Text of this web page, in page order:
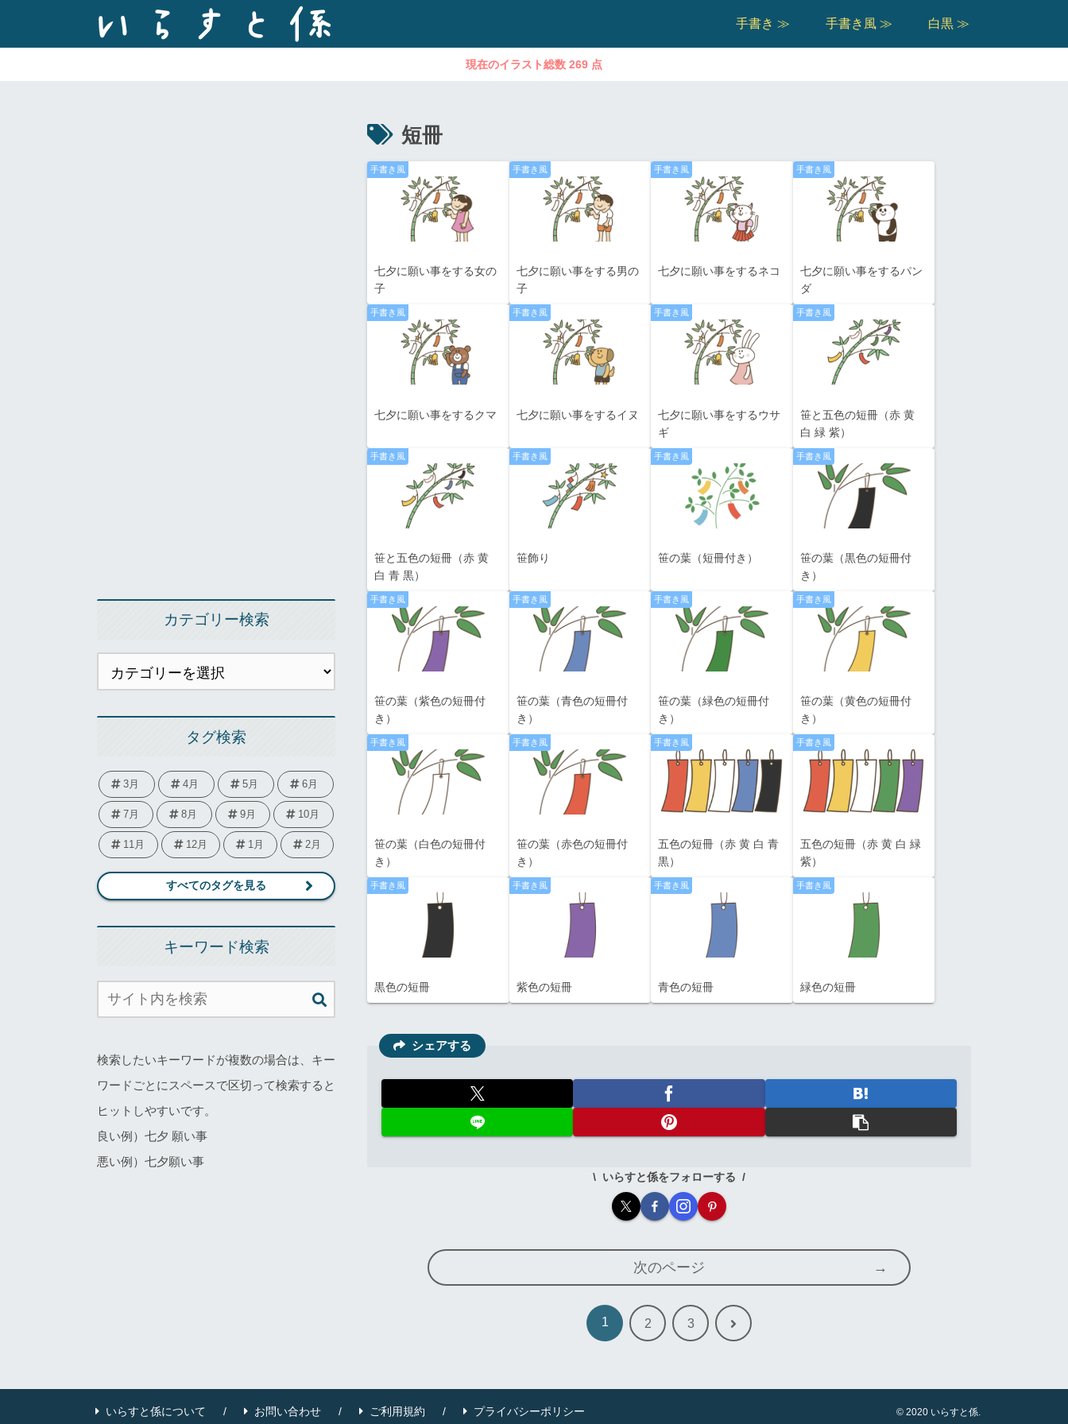
手書き ≫ 手書き風 ≫ 白黒 ≫
現在のイラスト総数 269 点
短冊
手書き風
七夕に願い事をする女の
子
手書き風
七夕に願い事をする男の
子
手書き風
七夕に願い事をするネコ
手書き風
七夕に願い事をするパン
ダ
手書き風
七夕に願い事をするクマ
手書き風
七夕に願い事をするイヌ
手書き風
七夕に願い事をするウサ
ギ
手書き風
笹と五色の短冊（赤 黄
白 緑 紫）
手書き風
笹と五色の短冊（赤 黄
白 青 黒）
手書き風
笹飾り
手書き風
笹の葉（短冊付き）
手書き風
笹の葉（黒色の短冊付
き）
手書き風
笹の葉（紫色の短冊付
き）
手書き風
笹の葉（青色の短冊付
き）
手書き風
笹の葉（緑色の短冊付
き）
手書き風
笹の葉（黄色の短冊付
き）
手書き風
笹の葉（白色の短冊付
き）
手書き風
笹の葉（赤色の短冊付
き）
手書き風
五色の短冊（赤 黄 白 青
黒）
手書き風
五色の短冊（赤 黄 白 緑
紫）
手書き風
黒色の短冊
手書き風
紫色の短冊
手書き風
青色の短冊
手書き風
緑色の短冊
シェアする
いらすと係をフォローする
次のページ
1 2 3 次
カテゴリー検索
タグ検索
3月 4月 5月 6月
7月 8月 9月 10月
11月 12月 1月 2月
すべてのタグを見る
キーワード検索
検索したいキーワードが複数の場合は、キー
ワードごとにスペースで区切って検索すると
ヒットしやすいです。
良い例）七夕 願い事
悪い例）七夕願い事
いらすと係について お問い合わせ ご利用規約 プライバシーポリシー © 2020 いらすと係.